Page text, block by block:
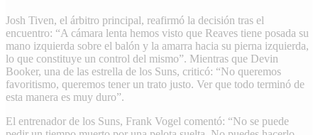
Josh Tiven, el árbitro principal, reafirmó la decisión tras el
encuentro: “A cámara lenta hemos visto que Reaves tiene posada su
mano izquierda sobre el balón y la amarra hacia su pierna izquierda,
lo que constituye un control del mismo”. Mientras que Devin
Booker, una de las estrella de los Suns, criticó: “No queremos
favoritismo, queremos tener un trato justo. Ver que todo terminó de
esta manera es muy duro”.
El entrenador de los Suns, Frank Vogel comentó: “No se puede